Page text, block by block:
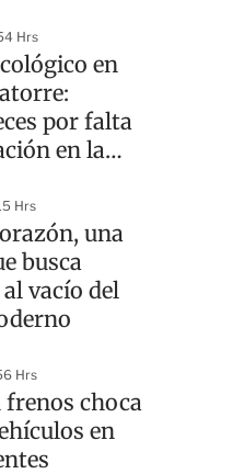
Hrs
en
por falta
en la
Hrs
una
busca
vacío del
Hrs
choca
en